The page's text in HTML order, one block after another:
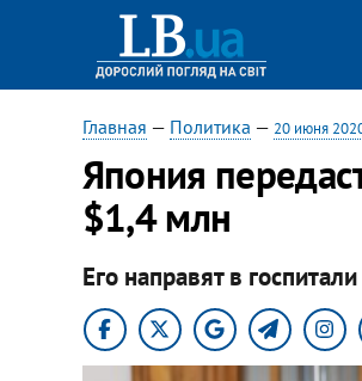
Главная — Политика — 20 июня
Япония
$1,4 млн
Его направят в